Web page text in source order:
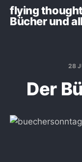
flying
Bücher und
28
Der